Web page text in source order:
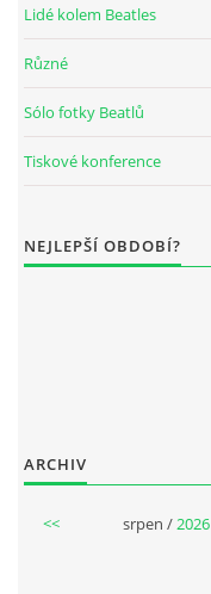
DISKUZE
Lidé kolem Beatles
Různé
Sólo fotky Beatlů
Tiskové konference
NEJLEPŠÍ OBDOBÍ?
ARCHIV
<< srpen /2026